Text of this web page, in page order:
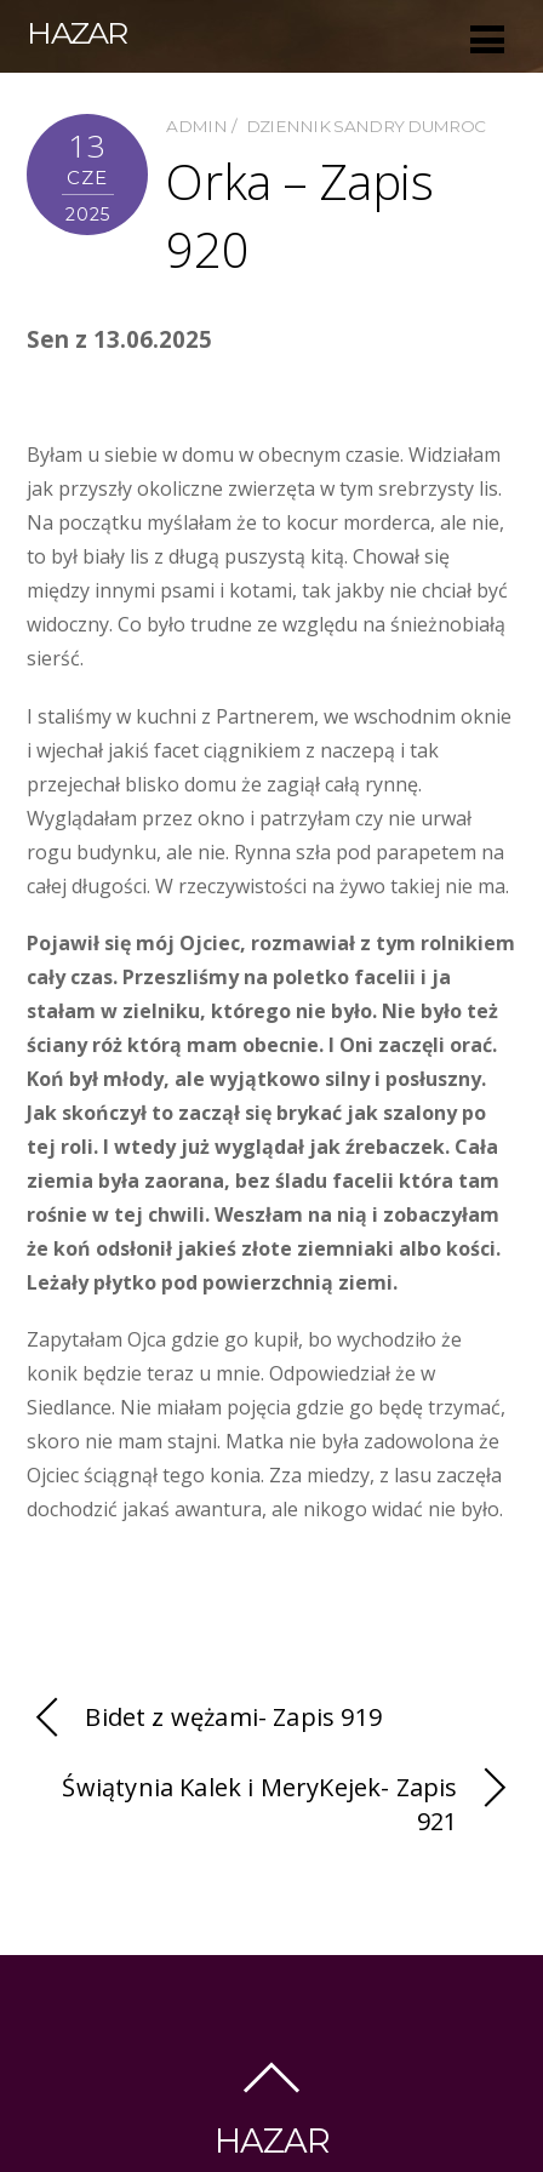
HAZAR
13
CZE
2025
ADMIN DZIENNIK SANDRY DUMROC
Orka – Zapis
920
Sen z 13.06.2025
Byłam u siebie w domu w obecnym czasie. Widziałam
jak przyszły okoliczne zwierzęta w tym srebrzysty lis.
Na początku myślałam że to kocur morderca, ale nie,
to był biały lis z długą puszystą kitą. Chował się
między innymi psami i kotami, tak jakby nie chciał być
widoczny. Co było trudne ze względu na śnieżnobiałą
sierść.
I staliśmy w kuchni z Partnerem, we wschodnim oknie
i wjechał jakiś facet ciągnikiem z naczepą i tak
przejechał blisko domu że zagiął całą rynnę.
Wyglądałam przez okno i patrzyłam czy nie urwał
rogu budynku, ale nie. Rynna szła pod parapetem na
całej długości. W rzeczywistości na żywo takiej nie ma.
Pojawił się mój Ojciec, rozmawiał z tym rolnikiem
cały czas. Przeszliśmy na poletko facelii i ja
stałam w zielniku, którego nie było. Nie było też
ściany róż którą mam obecnie. I Oni zaczęli orać.
Koń był młody, ale wyjątkowo silny i posłuszny.
Jak skończył to zaczął się brykać jak szalony po
tej roli. I wtedy już wyglądał jak źrebaczek. Cała
ziemia była zaorana, bez śladu facelii która tam
rośnie w tej chwili. Weszłam na nią i zobaczyłam
że koń odsłonił jakieś złote ziemniaki albo kości.
Leżały płytko pod powierzchnią ziemi.
Zapytałam Ojca gdzie go kupił, bo wychodziło że
konik będzie teraz u mnie. Odpowiedział że w
Siedlance. Nie miałam pojęcia gdzie go będę trzymać,
skoro nie mam stajni. Matka nie była zadowolona że
Ojciec ściągnął tego konia. Zza miedzy, z lasu zaczęła
dochodzić jakaś awantura, ale nikogo widać nie było.
Bidet z wężami- Zapis 919
Świątynia Kalek i MeryKejek- Zapis
921
HAZAR